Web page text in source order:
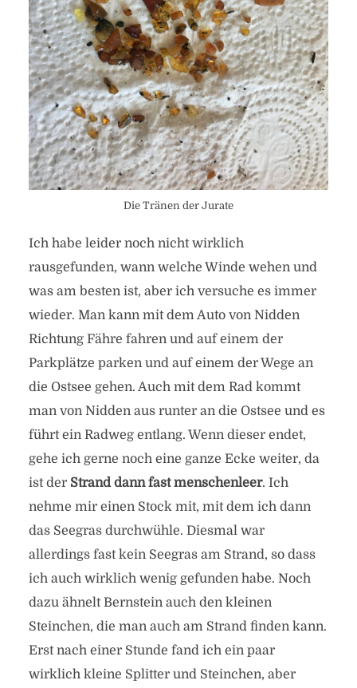
Schatzsuche an der Ostsee
– Bernstein am Strand
Allgemein , Kurische Nehrung , Litauen
Nidden
29. Oktober 2021
4 Minuten zu lesen
Die Tränen der Jurate
Ich habe leider noch nicht wirklich
rausgefunden, wann welche Winde wehen und
was am besten ist, aber ich versuche es immer
wieder. Man kann mit dem Auto von Nidden
Richtung Fähre fahren und auf einem der
Parkplätze parken und auf einem der Wege an
die Ostsee gehen. Auch mit dem Rad kommt
man von Nidden aus runter an die Ostsee und es
führt ein Radweg entlang. Wenn dieser endet,
gehe ich gerne noch eine ganze Ecke weiter, da
ist der Strand dann fast menschenleer. Ich
nehme mir einen Stock mit, mit dem ich dann
das Seegras durchwühle. Diesmal war
allerdings fast kein Seegras am Strand, so dass
ich auch wirklich wenig gefunden habe. Noch
dazu ähnelt Bernstein auch den kleinen
Steinchen, die man auch am Strand finden kann.
Erst nach einer Stunde fand ich ein paar
wirklich kleine Splitter und Steinchen, aber